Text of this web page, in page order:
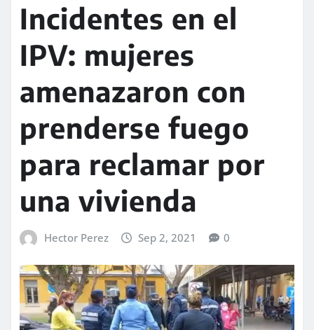
Incidentes en el
IPV: mujeres
amenazaron con
prenderse fuego
para reclamar por
una vivienda
Hector Perez Sep 2, 2021 0